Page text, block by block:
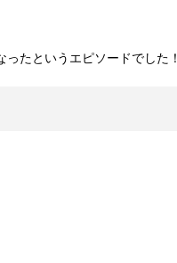
たというエピソードでした！